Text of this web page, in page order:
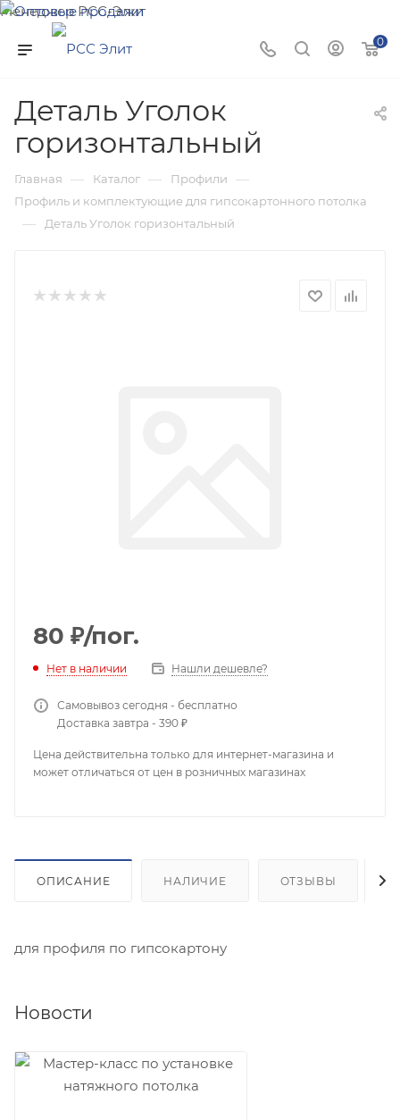
Менеджер РСС-Элит
Напишите нам и мы поможем подобрать товар именно
для Вас!
0
Деталь Уголок
горизонтальный
Главная — Каталог — Профили —
Профиль и комплектующие для гипсокартонного потолка
— Деталь Уголок горизонтальный
80 ₽/пог.
Нет в наличии Нашли дешевле?
Самовывоз сегодня - бесплатно
Доставка завтра - 390 ₽
Цена действительна только для интернет-магазина и
может отличаться от цен в розничных магазинах
ОПИСАНИЕ НАЛИЧИЕ ОТЗЫВЫ
для профиля по гипсокартону
Новости